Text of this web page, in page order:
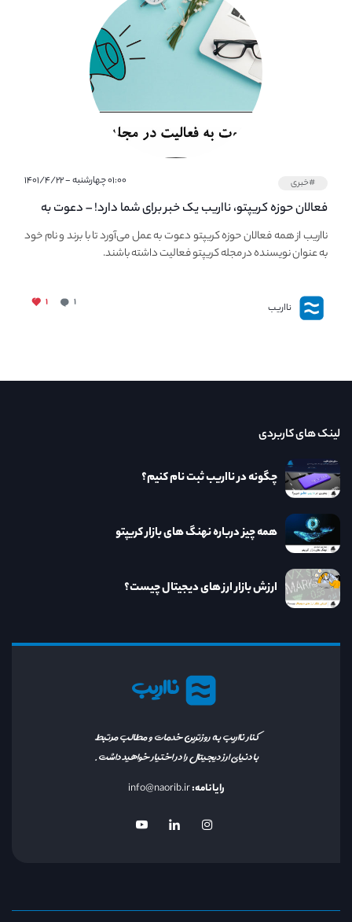
#خبری ۰۱:۰۰ چهارشنبه - ۱۴۰۱/۴/۲۲
فعالان حوزه کریپتو، نااریب یک خبر برای شما دارد! – دعوت به
فعالیت در مجله کریپتو
نااریب از همه فعالان حوزه کریپتو دعوت به عمل می‌آورد تا با برند و نام خود
به عنوان نویسنده در مجله کریپتو فعالیت داشته باشند.
نااریب ۱ ۱
نااریب
کنار نااریب به روزترین خدمات و مطالب مرتبط
با دنیای ارز دیجیتال را در اختیار خواهید داشت.
رایانامه:info@naorib.ir
لینک های کاربردی
چگونه در نااریب ثبت نام کنیم؟
همه چیز درباره نهنگ های بازار کریپتو
ارزش بازار ارز های دیجیتال چیست؟